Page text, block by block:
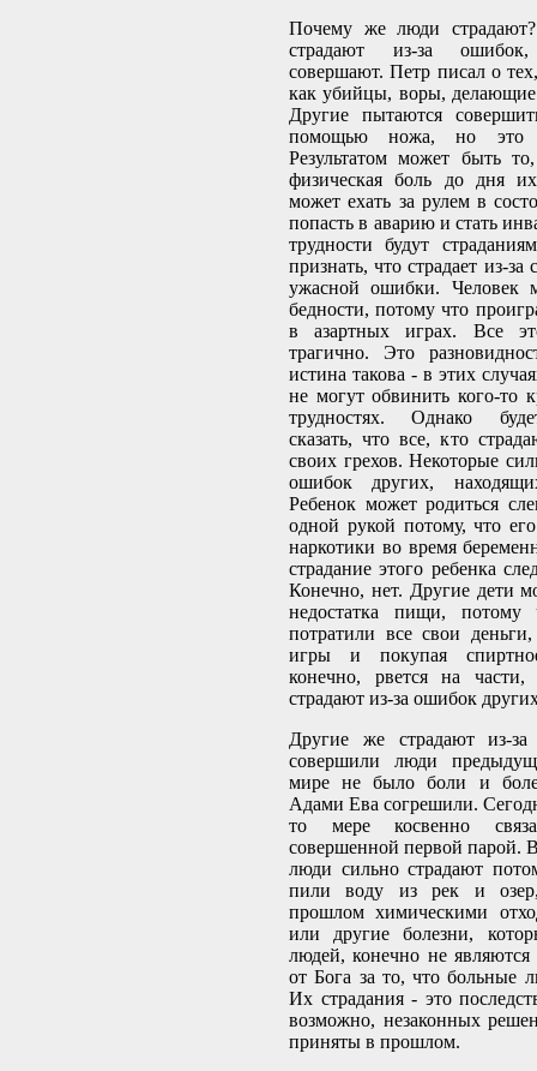
Почему же люди
страдают из-за
совершают. Петр писал о
как убийцы, воры,
Другие пытаются
помощью ножа, но это
Результатом может быть
физическая боль до дня
может ехать за рулем в
попасть в аварию и стать
трудности будут
признать, что страдает из-за
ужасной ошибки. Человек
бедности, потому что
в азартных играх. Все
трагично. Это
истина такова - в этих
не могут обвинить кого-то
трудностях. Однако
сказать, что все, кто
своих грехов. Некоторые
ошибок других,
Ребенок может родиться
одной рукой потому, что
наркотики во время
страдание этого ребенка
Конечно, нет. Другие дети
недостатка пищи, потому
потратили все свои
игры и покупая
конечно, рвется на части,
страдают из-за ошибок
Другие же страдают из-
совершили люди
мире не было боли и
Адами Ева согрешили.
то мере косвенно
совершенной первой парой.
люди сильно страдают
пили воду из рек и
прошлом химическими
или другие болезни,
людей, конечно не
от Бога за то, что больные
Их страдания - это
возможно, незаконных
приняты в прошлом.